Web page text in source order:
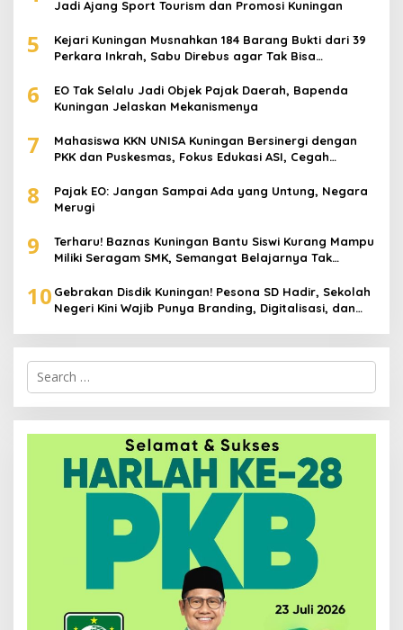
Jadi Ajang Sport Tourism dan Promosi Kuningan
5
Kejari Kuningan Musnahkan 184 Barang Bukti dari 39
Perkara Inkrah, Sabu Direbus agar Tak Bisa
6
EO Tak Selalu Jadi Objek Pajak Daerah, Bapenda
Kuningan Jelaskan Mekanismenya
7
Mahasiswa KKN UNISA Kuningan Bersinergi dengan
PKK dan Puskesmas, Fokus Edukasi ASI, Cegah
8
Pajak EO: Jangan Sampai Ada yang Untung, Negara
Merugi
9
Terharu! Baznas Kuningan Bantu Siswi Kurang Mampu
Miliki Seragam SMK, Semangat Belajarnya Tak
10 Gebrakan Disdik Kuningan! Pesona SD Hadir, Sekolah
Negeri Kini Wajib Punya Branding, Digitalisasi, dan
Search
for: